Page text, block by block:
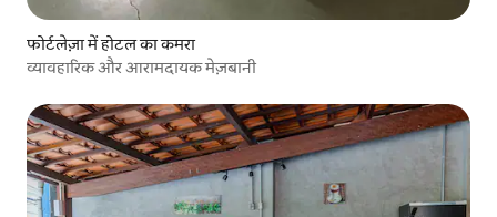
फोर्टलेज़ा में होटल का कमरा
व्यावहारिक और आरामदायक मेज़बानी